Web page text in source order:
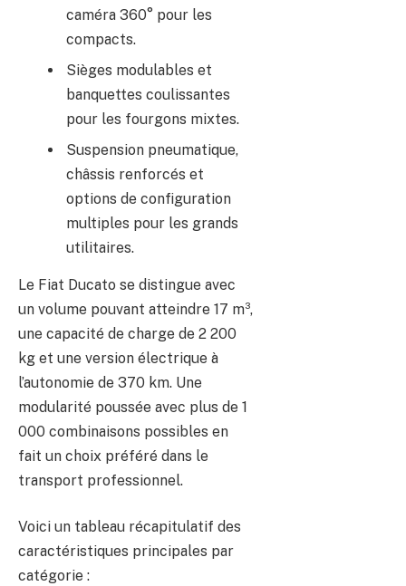
caméra 360° pour les
compacts.
Sièges modulables et
banquettes coulissantes
pour les fourgons mixtes.
Suspension pneumatique,
châssis renforcés et
options de configuration
multiples pour les grands
utilitaires.
Le Fiat Ducato se distingue avec
un volume pouvant atteindre 17 m³,
une capacité de charge de 2 200
kg et une version électrique à
l’autonomie de 370 km. Une
modularité poussée avec plus de 1
000 combinaisons possibles en
fait un choix préféré dans le
transport professionnel.
Voici un tableau récapitulatif des
caractéristiques principales par
catégorie :